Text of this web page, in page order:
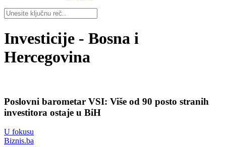
Investicije - Bosna i
Hercegovina
Poslovni barometar VSI: Više od 90 posto stranih
investitora ostaje u BiH
U fokusu
Biznis.ba